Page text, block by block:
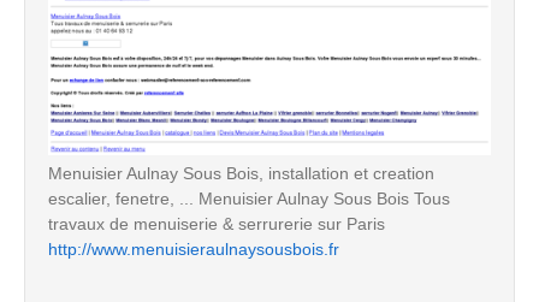
Menuisier Aulnay Sous Bois, installation et creation
escalier, fenetre, ... Menuisier Aulnay Sous Bois Tous
travaux de menuiserie & serrurerie sur Paris
http://www.menuisieraulnaysousbois.fr